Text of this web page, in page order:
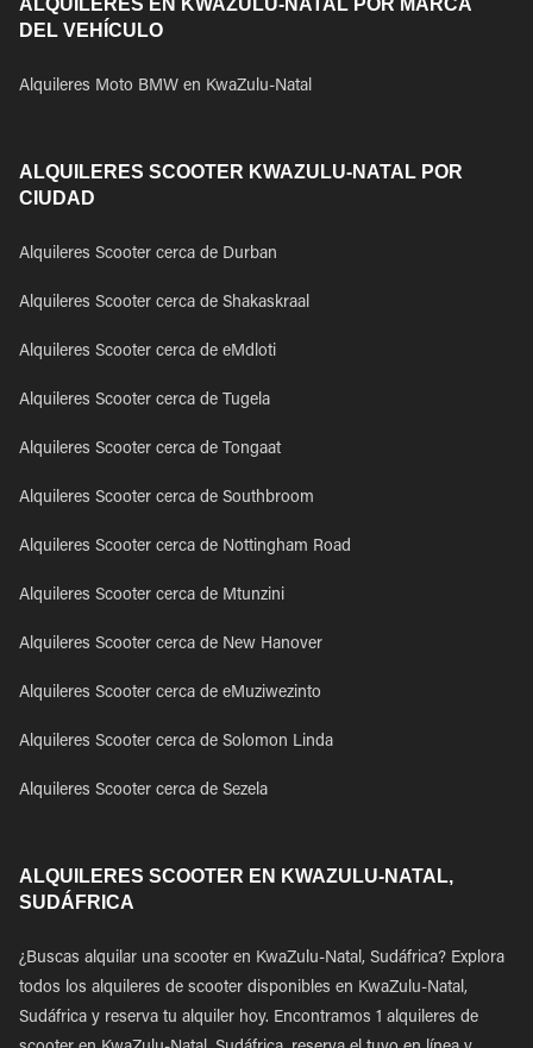
ALQUILERES EN KWAZULU-NATAL POR MARCA
DEL VEHÍCULO
Alquileres Moto BMW en KwaZulu-Natal
ALQUILERES SCOOTER KWAZULU-NATAL POR
CIUDAD
Alquileres Scooter cerca de Durban
Alquileres Scooter cerca de Shakaskraal
Alquileres Scooter cerca de eMdloti
Alquileres Scooter cerca de Tugela
Alquileres Scooter cerca de Tongaat
Alquileres Scooter cerca de Southbroom
Alquileres Scooter cerca de Nottingham Road
Alquileres Scooter cerca de Mtunzini
Alquileres Scooter cerca de New Hanover
Alquileres Scooter cerca de eMuziwezinto
Alquileres Scooter cerca de Solomon Linda
Alquileres Scooter cerca de Sezela
ALQUILERES SCOOTER EN KWAZULU-NATAL,
SUDÁFRICA
¿Buscas alquilar una scooter en KwaZulu-Natal, Sudáfrica? Explora
todos los alquileres de scooter disponibles en KwaZulu-Natal,
Sudáfrica y reserva tu alquiler hoy. Encontramos 1 alquileres de